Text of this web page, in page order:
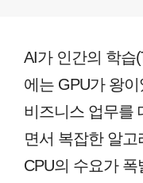
AI가 인간의 학습
에는 GPU가 왕
비즈니스 업무를
면서 복잡한 알
CPU의 수요가